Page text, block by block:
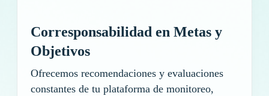
Corresponsabilidad en Metas y
Objetivos
Ofrecemos recomendaciones y evaluaciones
constantes de tu plataforma de monitoreo,